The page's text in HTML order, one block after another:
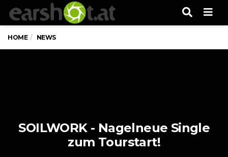
HOME NEWS
SOILWORK - Nagelneue Single
zum Tourstart!